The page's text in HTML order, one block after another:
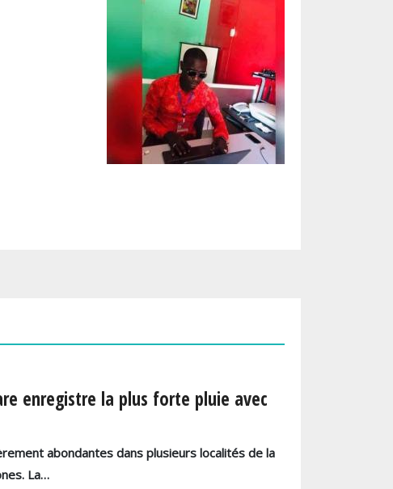
enregistre la plus forte pluie avec
abondantes dans plusieurs localités de la
La…